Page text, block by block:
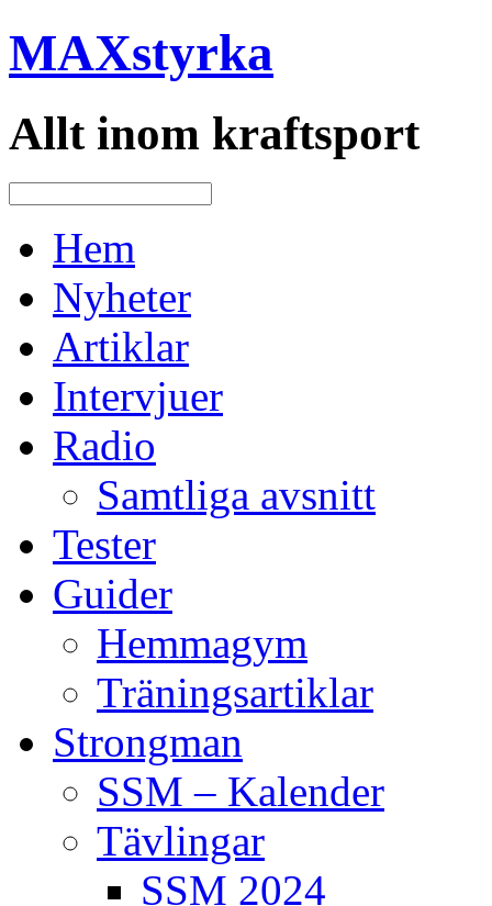
MAXstyrka
Allt inom kraftsport
Hem
Nyheter
Artiklar
Intervjuer
Radio
Samtliga avsnitt
Tester
Guider
Hemmagym
Träningsartiklar
Strongman
SSM – Kalender
Tävlingar
SSM 2024